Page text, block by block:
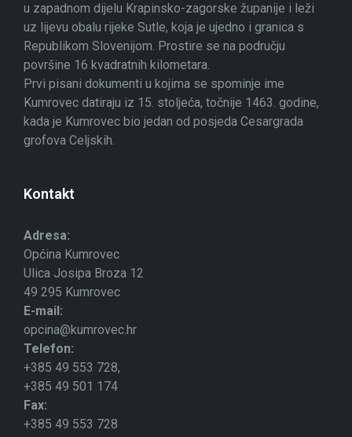
u zapadnom dijelu Krapinsko-zagorske županije i leži
uz lijevu obalu rijeke Sutle, koja je ujedno i granica s
Republikom Slovenijom. Prostire se na području
površine 16 kvadratnih kilometara.
Prvi pisani dokumenti u kojima se spominje ime
Kumrovec datiraju iz 15. stoljeća, točnije 1463. godine,
kada je Kumrovec bio jedan od posjeda Cesargrada
grofova Celjskih.
Kontakt
Adresa:
Općina Kumrovec
Ulica Josipa Broza 12
49 295 Kumrovec
E-mail:
opcina@kumrovec.hr
Telefon:
+385 49 553 728,
+385 49 501 174
Fax:
+385 49 553 728